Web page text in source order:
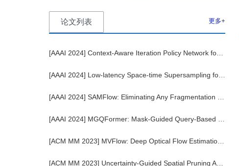
论文列表 更多+
[AAAI 2024] Context-Aware Iteration Policy Network for Efficient Optical Flow Estimation
[AAAI 2024] Low-latency Space-time Supersampling for Real-time Rendering
[ACM MM 2023] MVFlow: Deep Optical Flow Estimation of Compressed Videos with Motion Vector Prior
[ACM MM 2023] Uncertainty-Guided Spatial Pruning Architecture for Efficient Frame Interpolation